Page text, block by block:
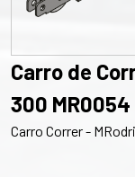
Carro de
300 MR0054
Carro Correr -